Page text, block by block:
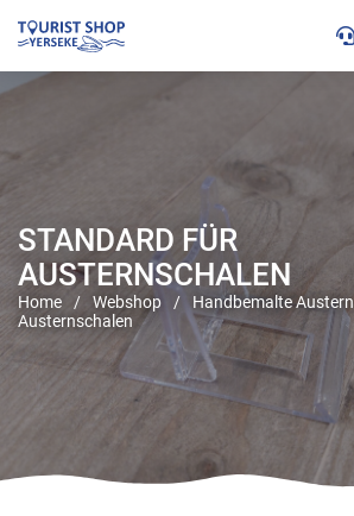
STANDARD FÜR
AUSTERNSCHALEN
Home / Webshop / Handbemalte Austern
Austernschalen